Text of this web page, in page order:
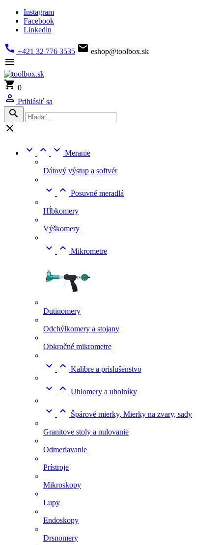
Instagram
Facebook
Linkedin
 +421 32 776 3535  eshop@toolbox.sk

 0
 Prihlásiť sa



  Meranie
Dátový výstup a softvér
  Posuvné meradlá
Hĺbkomery
Výškomery
  Mikrometre
Dutinomery
Odchýlkomery a stojany
Obkročné mikrometre
  Kalibre a príslušenstvo
  Uhlomery a uholníky
  Špárové mierky, Mierky na zvary, sady
Granitove stoly a nulovanie
Odmeriavanie
Prístroje
Mikroskopy
Lupy
Endoskopy
Drsnomery